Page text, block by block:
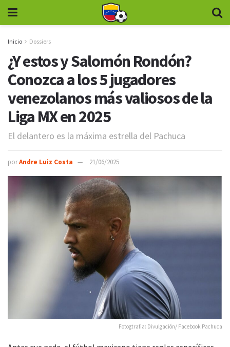
Inicio Dossiers
¿Y estos y Salomón Rondón?
Conozca a los 5 jugadores
venezolanos más valiosos de la
Liga MX en 2025
El delantero es la máxima estrella del Pachuca
porAndre Luiz Costa 21/06/2025
Fotogtrafia: Divulgación/ Facebook Pachuca